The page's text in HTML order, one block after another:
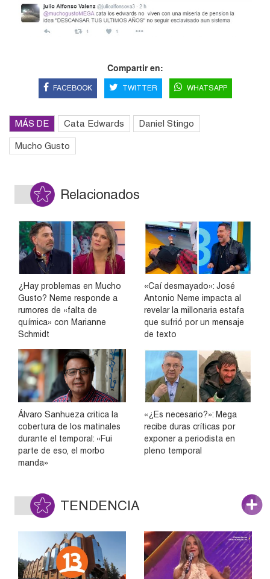
Compartir en:
FACEBOOK TWITTER WHATSAPP
MÁS DE Cata Edwards Daniel Stingo
Mucho Gusto
Relacionados
¿Hay problemas en Mucho
Gusto? Neme responde a
rumores de «falta de
química» con Marianne
Schmidt
«Caí desmayado»: José
Antonio Neme impacta al
revelar la millonaria estafa
que sufrió por un mensaje
de texto
Álvaro Sanhueza critica la
cobertura de los matinales
durante el temporal: «Fui
parte de eso, el morbo
manda»
«¿Es necesario?»: Mega
recibe duras críticas por
exponer a periodista en
pleno temporal
TENDENCIA